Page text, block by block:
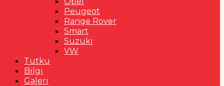
Peugeot
Range Rover
Smart
Suzuki
VW
Tutku
Bilgi
Galeri